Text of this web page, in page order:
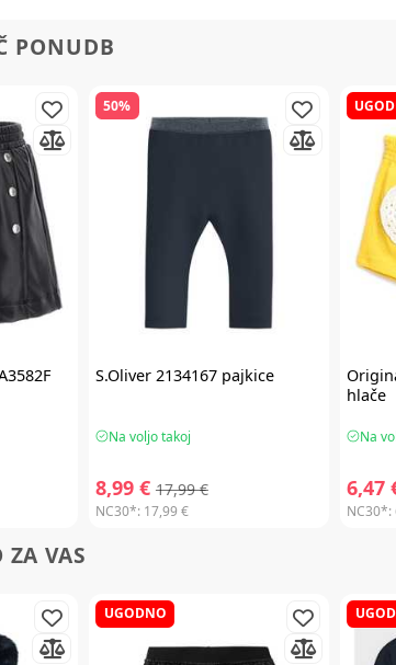
PONUDB
50%
S.Oliver2134167 pajkice
Na voljo takoj
8,99 € 17,99 €
NC30*: 17,99 €
hlače
Na
6,47
NC30*:
ZA VAS
UGODNO